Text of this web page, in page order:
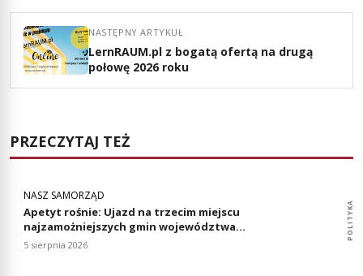
NASTĘPNY ARTYKUŁ
LernRAUM.pl z bogatą ofertą na drugą
połowę 2026 roku
PRZECZYTAJ TEŻ
NASZ SAMORZĄD
Apetyt rośnie: Ujazd na trzecim miejscu
najzamożniejszych gmin województwa
opolskiego
5 sierpnia 2026
POLITYKA